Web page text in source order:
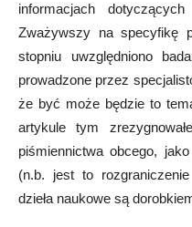
informacjach
Zważywszy na specyfikę
stopniu uwzględniono
prowadzone przez
że być może będzie to
artykule tym
piśmiennictwa obcego,
(n.b. jest to
dzieła naukowe są